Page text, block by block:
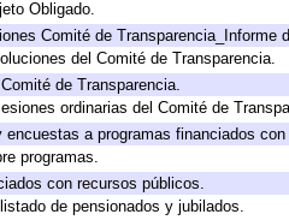
Obligado.
Comité de Transparencia_Informe
del Comité de Transparencia.
de Transparencia.
ordinarias del Comité de
a programas financiados
programas.
con recursos públicos.
de pensionados y jubilados.